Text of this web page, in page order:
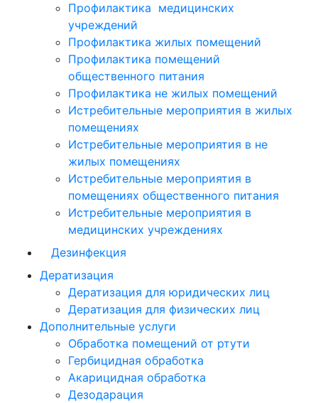
Профилактика медицинских
учреждений
Профилактика жилых помещений
Профилактика помещений
общественного питания
Профилактика не жилых помещений
Истребительные мероприятия в жилых
помещениях
Истребительные мероприятия в не
жилых помещениях
Истребительные мероприятия в
помещениях общественного питания
Истребительные мероприятия в
медицинских учреждениях
Дезинфекция
Дератизация
Дератизация для юридических лиц
Дератизация для физических лиц
Дополнительные услуги
Обработка помещений от ртути
Гербицидная обработка
Акарицидная обработка
Дезодарация